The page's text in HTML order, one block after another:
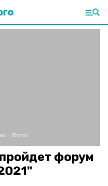
Фото:
форум